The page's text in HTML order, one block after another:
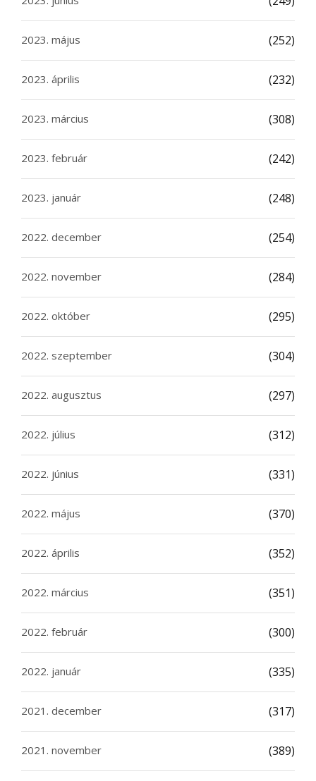
2023. május (252)
2023. április (232)
2023. március (308)
2023. február (242)
2023. január (248)
2022. december (254)
2022. november (284)
2022. október (295)
2022. szeptember (304)
2022. augusztus (297)
2022. július (312)
2022. június (331)
2022. május (370)
2022. április (352)
2022. március (351)
2022. február (300)
2022. január (335)
2021. december (317)
2021. november (389)